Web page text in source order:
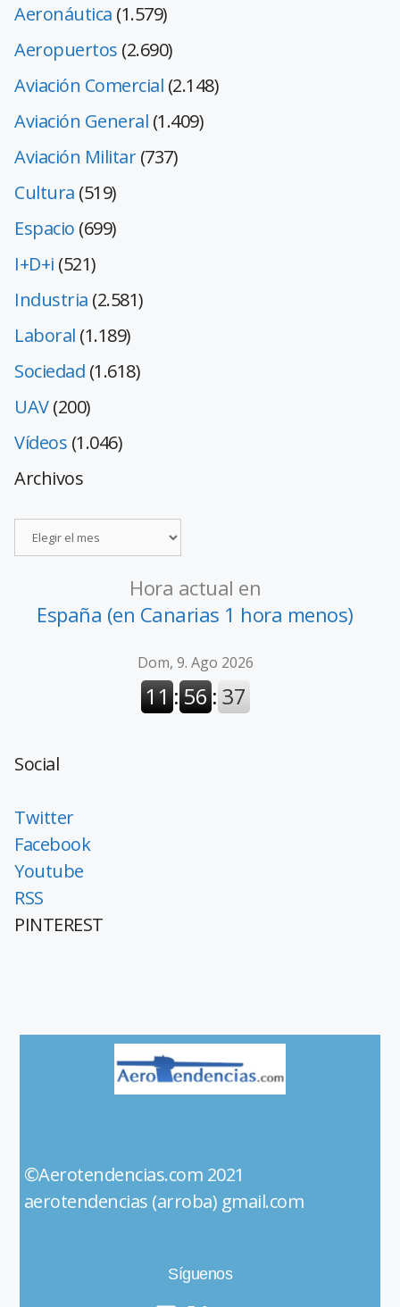
Aeronáutica (1.579)
Aeropuertos (2.690)
Aviación Comercial (2.148)
Aviación General (1.409)
Aviación Militar(737)
Cultura (519)
Espacio (699)
I+D+i (521)
Industria (2.581)
Laboral (1.189)
Sociedad (1.618)
UAV(200)
Vídeos (1.046)
Archivos
Hora actual en
España (en Canarias 1 hora menos)
Social
Twitter
Facebook
Youtube
RSS
PINTEREST
©Aerotendencias.com 2021
aerotendencias (arroba) gmail.com
Síguenos